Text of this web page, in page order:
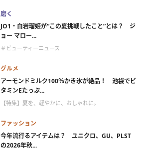
磨く
JO1・白岩瑠姫が“この夏挑戦したこと”とは？ ジ
ョー マロー...
＃ビューティーニュース
グルメ
アーモンドミルク100％かき氷が絶品！ 池袋でビ
タミンEたっぷ...
【特集】夏を、軽やかに、おしゃれに。
ファッション
今年流行るアイテムは？ ユニクロ、GU、PLST
の2026年秋...